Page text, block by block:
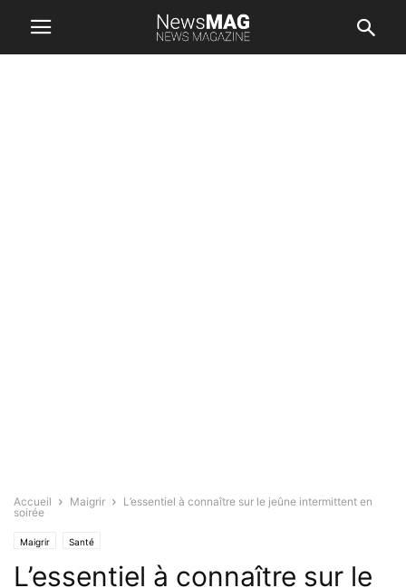
Accueil Maigrir
L’essentiel à connaître sur le jeûne intermittent en
soirée
Maigrir Santé
L’essentiel à connaître sur le